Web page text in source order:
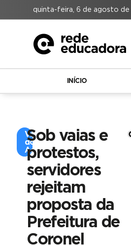
quinta-feira, 6 de agosto de
INÍCIO
Vale
do
Aço
Sob vaias e
protestos,
servidores
rejeitam
proposta da
Prefeitura de
Coronel